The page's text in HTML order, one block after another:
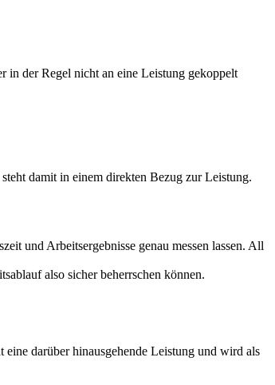
in der Regel nicht an eine Leistung gekoppelt
damit in einem direkten Bezug zur Leistung.
und Arbeitsergebnisse genau messen lassen. All
also sicher beherrschen können.
eine darüber hinausgehende Leistung und wird als